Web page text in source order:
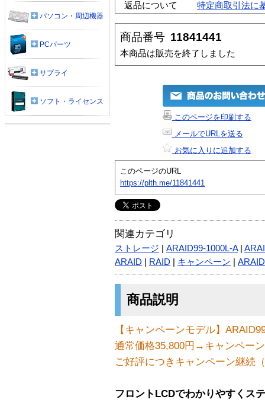
返品について
特定商取引法に
商品番号 11841441
本商品は販売を終了しました
このページを印刷する
メールでURLを送る
お気に入りに追加する
このページのURL
https://plth.me/11841441
関連カテゴリ
ストレージ ARAID99-1000L-A|
ARAID
RAID キャンペーン
商品説明
【キャンペーンモデル】
通常価格35,800円→キャンペー
ご好評につきキャンペーン継続
フロントLCDでわかりやすくス
パソコン・周辺機器
PCパーツ
サプライ
ソフト・ライセンス